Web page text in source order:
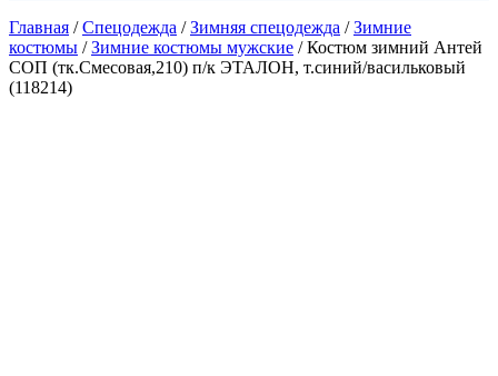
Главная /Спецодежда /Зимняя спецодежда /Зимние
костюмы /Зимние костюмы мужские / Костюм зимний Антей
СОП (тк.Смесовая,210) п/к ЭТАЛОН, т.синий/васильковый
(118214)